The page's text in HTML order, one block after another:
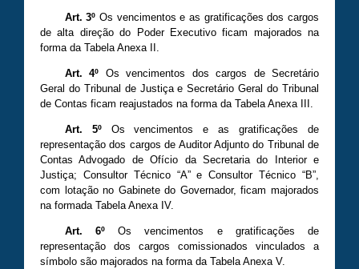
Art. 3ºOs vencimentos e as gratificações dos cargos
de alta direção do Poder Executivo ficam majorados na
forma da Tabela Anexa II.
Art. 4º Os vencimentos dos cargos de Secretário
Geral do Tribunal de Justiça e Secretário Geral do Tribunal
de Contas ficam reajustados na forma da Tabela Anexa III.
Art. 5º Os vencimentos e as gratificações de
representação dos cargos de Auditor Adjunto do Tribunal de
Contas Advogado de Ofício da Secretaria do Interior e
Justiça; Consultor Técnico “A” e Consultor Técnico “B”,
com lotação no Gabinete do Governador, ficam majorados
na formada Tabela Anexa IV.
Art. 6ºOs vencimentos e gratificações de
representação dos cargos comissionados vinculados a
símbolo são majorados na forma da Tabela Anexa V.